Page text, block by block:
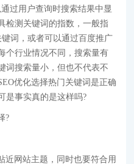
过用户查询时搜索结果中显
检测关键词的指数，一般指
词，或者可以通过百度推广
个行业情况不同，搜索量有
词搜索量小，但也不代表不
优化选择热门关键词是正确
是事实真的是这样吗?
?
近网站主题，同时也要符合用